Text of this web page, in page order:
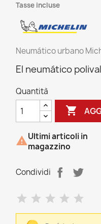
Tasse incluse
Neumático urbano
El neumático
Quantità

Ultimi articoli in
magazzino
Condividi